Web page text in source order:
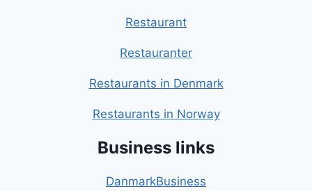
Restaurant
Restauranter
Restaurants in Denmark
Restaurants in Norway
Business links
DanmarkBusiness